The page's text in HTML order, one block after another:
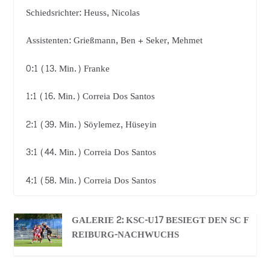
Schiedsrichter: Heuss, Nicolas
Assistenten: Grießmann, Ben + Seker, Mehmet
0:1 (13. Min.) Franke
1:1 (16. Min.) Correia Dos Santos
2:1 (39. Min.) Söylemez, Hüseyin
3:1 (44. Min.) Correia Dos Santos
4:1 (58. Min.) Correia Dos Santos
GALERIE 2: KSC-U17 BESIEGT DEN SC F
REIBURG-NACHWUCHS